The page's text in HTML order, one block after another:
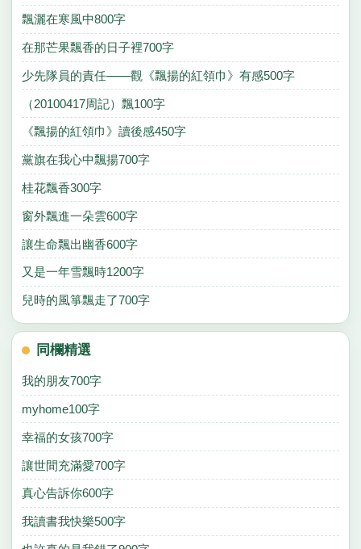
飄灑在寒風中800字
在那芒果飄香的日子裡700字
少先隊員的責任——觀《飄揚的紅領巾》有感500字
（20100417周記）飄100字
《飄揚的紅領巾》讀後感450字
黨旗在我心中飄揚700字
桂花飄香300字
窗外飄進一朵雲600字
讓生命飄出幽香600字
又是一年雪飄時1200字
兒時的風箏飄走了700字
同欄精選
我的朋友700字
myhome100字
幸福的女孩700字
讓世間充滿愛700字
真心告訴你600字
我讀書我快樂500字